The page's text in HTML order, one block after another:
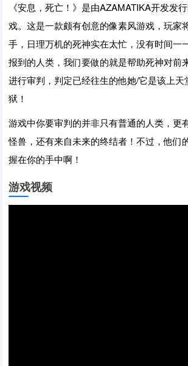
《安息，死亡！》是由AZAMATIKA开发发
戏。这是一款颇有创意的像素风游戏，玩家
手，日理万机的死神实在太忙，没有时间一
报到的人类，我们要做的就是帮助死神对前
进行审判，判定已经往生的他她/它是该上天
狱！
游戏中你要审判的并非只有普通的人类，更
怪兽，还有来自未来的终结者！不过，他们
握在你的手中啊！
游戏视频